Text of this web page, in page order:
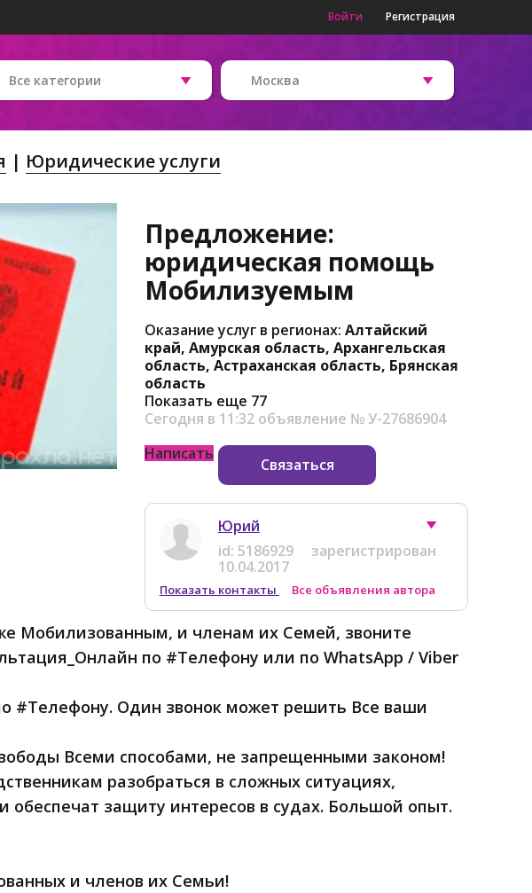
Войти Регистрация
Все категории Москва
Юридические услуги
Предложение:
юридическая помощь
Мобилизуемым
Оказание услуг в регионах: Алтайский
край, Амурская область, Архангельская
область, Астраханская область, Брянская
область
Показать еще 77
Сегодня в 11:32 объявление № У-27686904
Написать
Связаться
Юрий
id: 5186929
зарегистрирован
10.04.2017
Показать контакты Все объявления автора
и членам их Семей, звоните
по #Телефону или по WhatsApp / Viber
#Телефону. Один звонок может решить Все ваши
Всеми способами, не запрещенными законом!
разобраться в сложных ситуациях,
обеспечат защиту интересов в судах. Большой опыт.
и членов их Семьи!